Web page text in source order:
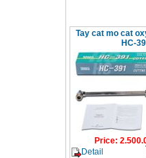
Tay cat mo cat
HC-
Price:
Detail